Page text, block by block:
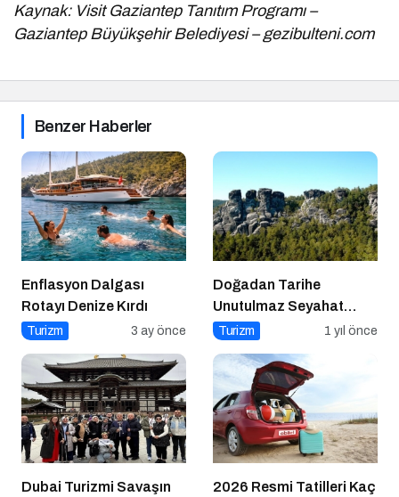
Kaynak: Visit Gaziantep Tanıtım Programı –
Gaziantep Büyükşehir Belediyesi – gezibulteni.com
Benzer Haberler
Enflasyon Dalgası
Rotayı Denize Kırdı
Turizm 3 ay önce
Doğadan Tarihe
Unutulmaz Seyahat
Önerileri
Turizm 1 yıl önce
Dubai Turizmi Savaşın 2026 Resmi Tatilleri Kaç